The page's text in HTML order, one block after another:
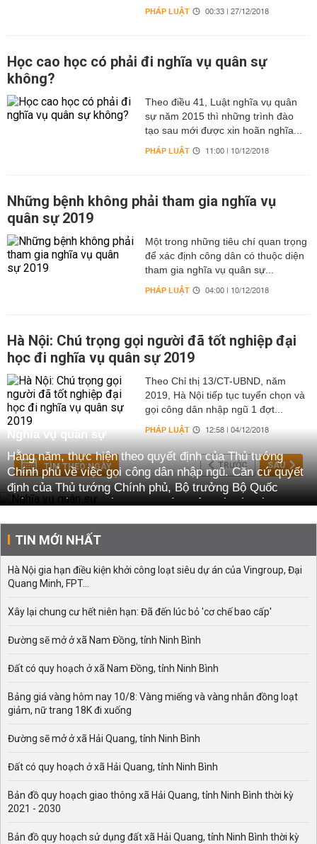
PHÁP LUẬT 00:33 | 27/12/2018
Học cao học có phải đi nghĩa vụ quân sự
không?
Theo điều 41, Luật nghĩa vụ quân
sự năm 2015 thì những trình đào
tạo sau mới được xin hoãn nghĩa...
PHÁP LUẬT 11:00 | 10/12/2018
Những bệnh không phải tham gia nghĩa vụ
quân sự 2019
Một trong những tiêu chí quan trọng
để xác định công dân có thuộc diện
tham gia nghĩa vụ quân sự...
PHÁP LUẬT 04:00 | 10/12/2018
Hà Nội: Chú trọng gọi người đã tốt nghiệp đại
học đi nghĩa vụ quân sự 2019
Theo Chỉ thị 13/CT-UBND, năm
2019, Hà Nội tiếp tục tuyển chọn và
gọi công dân nhập ngũ 1 đợt...
PHÁP LUẬT 12:58 | 04/12/2018
TÌM THEO NGÀY TRƯỚC SAU
Nghĩa vụ quân sự
Hằng năm, thực hiện theo quyết định của Thủ tướng
Chính phủ về việc gọi công dân nhập ngũ. Căn cứ quyết
định của Thủ tướng Chính phủ, Bộ trưởng Bộ Quốc
phòng quyết định số lượng tuyển quân đối với các đơn vị
thuộc Trung ương.
TIN MỚI NHẤT
Hà Nội gia hạn điều kiện khởi công loạt siêu dự án của Vingroup, Đại
Quang Minh, FPT...
Xây lại chung cư hết niên hạn: Đã đến lúc bỏ 'cơ chế bao cấp'
Đường sẽ mở ở xã Nam Đồng, tỉnh Ninh Bình
Đất có quy hoạch ở xã Nam Đồng, tỉnh Ninh Bình
Bảng giá vàng hôm nay 10/8: Vàng miếng và vàng nhẫn đồng loạt
giảm, nữ trang 18K đi xuống
Đường sẽ mở ở xã Hải Quang, tỉnh Ninh Bình
Đất có quy hoạch ở xã Hải Quang, tỉnh Ninh Bình
Bản đồ quy hoạch giao thông xã Hải Quang, tỉnh Ninh Bình thời kỳ
2021 - 2030
Bản đồ quy hoạch sử dụng đất xã Hải Quang, tỉnh Ninh Bình thời kỳ